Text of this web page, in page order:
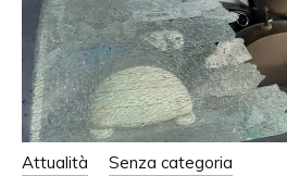
Attualità Senza categoria